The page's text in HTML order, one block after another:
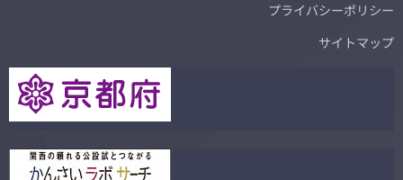
プライバシーポリシー
サイトマップ